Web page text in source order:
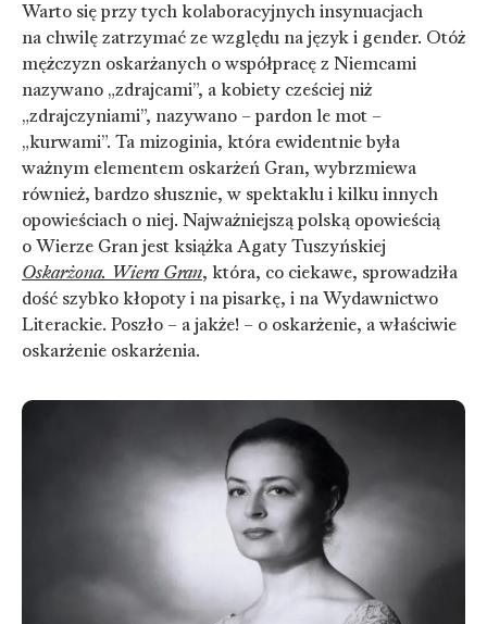
Warto się przy tych kolaboracyjnych insynuacjach
na chwilę zatrzymać ze względu na język i gender. Otóż
mężczyzn oskarżanych o współpracę z Niemcami
nazywano „zdrajcami”, a kobiety cześciej niż
„zdrajczyniami”, nazywano – pardon le mot –
„kurwami”. Ta mizoginia, która ewidentnie była
ważnym elementem oskarżeń Gran, wybrzmiewa
również, bardzo słusznie, w spektaklu i kilku innych
opowieściach o niej. Najważniejszą polską opowieścią
o Wierze Gran jest książka Agaty Tuszyńskiej
Oskarżona. Wiera Gran, która, co ciekawe, sprowadziła
dość szybko kłopoty i na pisarkę, i na Wydawnictwo
Literackie. Poszło – a jakże! – o oskarżenie, a właściwie
oskarżenie oskarżenia.